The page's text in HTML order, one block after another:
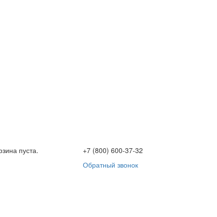
пуста.
+7 (800) 600-37-32
Обратный звонок